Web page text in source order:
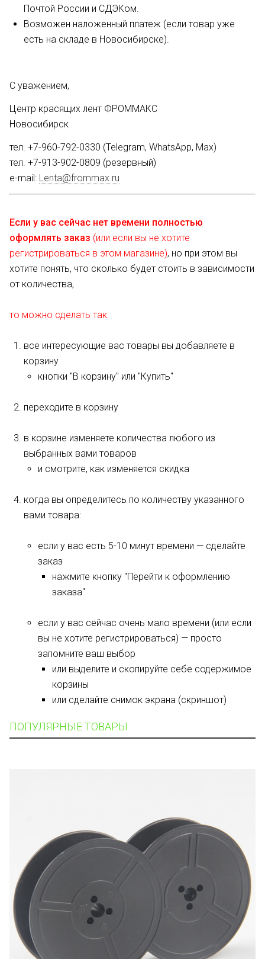
Почтой России и СДЭКом.
Возможен наложенный платеж (если товар уже
есть на складе в Новосибирске).
С уважением,
Центр красящих лент ФРОММАКС
Новосибирск
тел. +7-960-792-0330 (Telegram, WhatsApp, Max)
тел. +7-913-902-0809 (резервный)
e-mail: Lenta@frommax.ru
Если у вас сейчас нет времени полностью
оформлять заказ (или если вы не хотите
регистрироваться в этом магазине), но при этом вы
хотите понять, что сколько будет стоить в зависимости
от количества,
то можно сделать так:
все интересующие вас товары вы добавляете в
корзину
кнопки "В корзину" или "Купить"
переходите в корзину
в корзине изменяете количества любого из
выбранных вами товаров
и смотрите, как изменяется скидка
когда вы определитесь по количеству указанного
вами товара:
если у вас есть 5-10 минут времени — сделайте
заказ
нажмите кнопку "Перейти к оформлению
заказа"
если у вас сейчас очень мало времени (или если
вы не хотите регистрироваться) — просто
запомните ваш выбор
или выделите и скопируйте себе содержимое
корзины
или сделайте снимок экрана (скриншот)
ПОПУЛЯРНЫЕ ТОВАРЫ